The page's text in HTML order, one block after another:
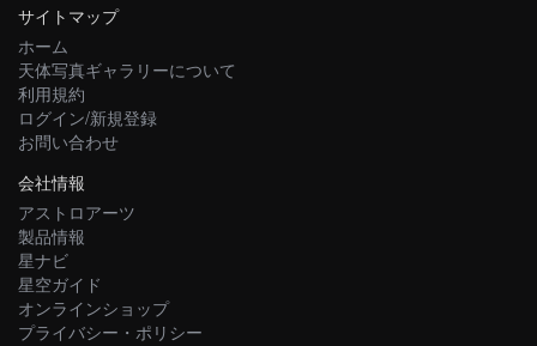
サイトマップ
ホーム
天体写真ギャラリーについて
利用規約
ログイン/新規登録
お問い合わせ
会社情報
アストロアーツ
製品情報
星ナビ
星空ガイド
オンラインショップ
プライバシー・ポリシー